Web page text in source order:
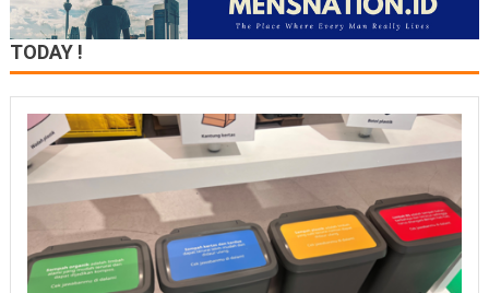
TODAY !